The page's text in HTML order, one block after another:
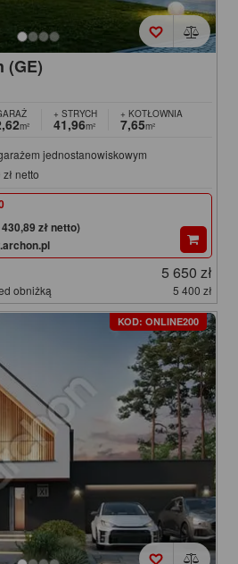
(GE)
m²
+ STRYCH
41,96m²
+ KOTŁOWNIA
7,65m²
jednostanowiskowym
netto
zł netto)
5 650 zł
obniżką 5 400 zł
KOD: ONLINE200